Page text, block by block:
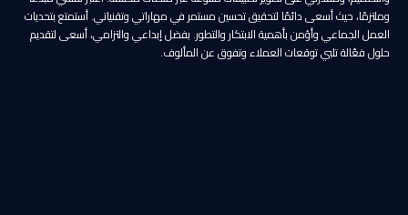
وملتزمًا، حيث أسعى دائمًا لتحقيق تحسين مستمر في مهاراتي وتقنياتي. أستمتع بتحديات
العمل الجماعي وأؤمن بأهمية الابتكار والتطور. بفضل إبداعي والتزامي، أسعى لتقديم
حلول فعّالة تلبي توقعات العملاء وتفوق عن المألوف.